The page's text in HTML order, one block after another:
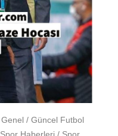
Genel / Güncel Futbol